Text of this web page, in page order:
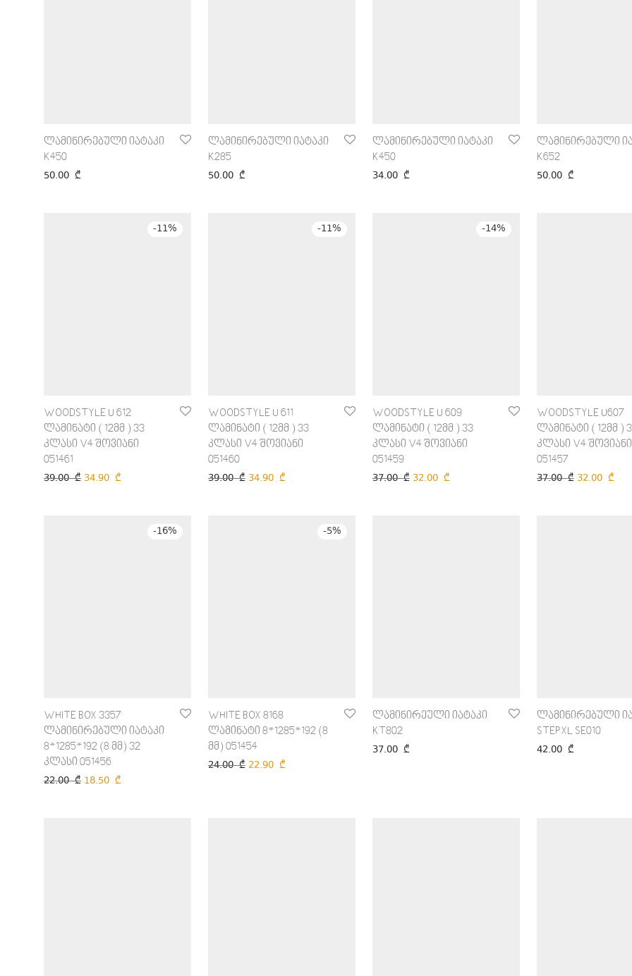
ლამინირებული იატაკი
K450
50.00 ₾
ლამინირებული იატაკი
K285
50.00 ₾
ლამინირებული იატაკი
K450
34.00 ₾
ლამინირებული
K652
50.00 ₾
-11%
WOODSTYLE U 612
ლამინატი ( 12მმ ) 33
კლასი V4 შოვიანი
051461
39.00₾ 34.90 ₾
-11%
WOODSTYLE U 611
ლამინატი ( 12მმ ) 33
კლასი V4 შოვიანი
051460
39.00₾ 34.90 ₾
-14%
WOODSTYLE U 609
ლამინატი ( 12მმ ) 33
კლასი V4 შოვიანი
051459
37.00₾ 32.00 ₾
WOODSTYLE U607
ლამინატი ( 12მმ )
კლასი V4 შოვიანი
051457
37.00₾ 32.00 ₾
-16%
WHITE BOX 3357
ლამინირებული იატაკი
8*1285*192 (8 მმ) 32
კლასი 051456
22.00₾ 18.50 ₾
-5%
WHITE BOX 8168
ლამინატი 8*1285*192 (8
მმ) 051454
24.00₾ 22.90 ₾
ლამინირეული იატაკი
KT802
37.00 ₾
ლამინირებული
STEPXL SE010
42.00 ₾